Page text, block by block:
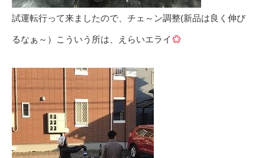
試運転行って来ましたので、チェ～ン調整(新品は良く伸び
るなぁ～）こういう所は、えらいエライ